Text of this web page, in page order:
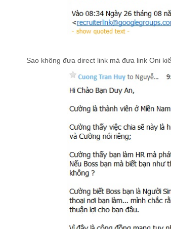
Sao không đưa direct link mà đưa link Oni